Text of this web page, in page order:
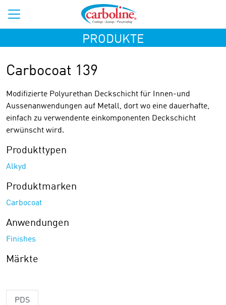
PRODUKTE
Carbocoat 139
Modifizierte Polyurethan Deckschicht für Innen-und
Aussenanwendungen auf Metall, dort wo eine dauerhafte,
einfach zu verwendente einkomponenten Deckschicht
erwünscht wird.
Produkttypen
Alkyd
Produktmarken
Carbocoat
Anwendungen
Finishes
Märkte
PDS